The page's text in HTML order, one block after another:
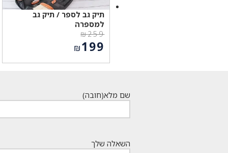
תיק גב לספר / תיק גב
למספרה
₪259
המחיר
המקורי
היה:
₪199
שם מלא(חובה)
השאלה שלך